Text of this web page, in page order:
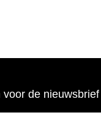
voor de nieuwsbrief